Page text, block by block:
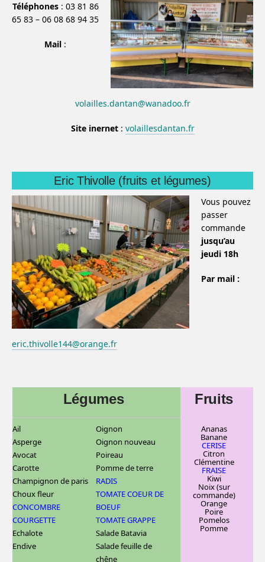
Téléphones: 03 81 86
65 83 – 06 08 68 94 35
Mail :
volailles.dantan@wanadoo.fr
Site inernet: volaillesdantan.fr
Eric Thivolle (fruits et légumes)
Vous pouvez
passer
commande
jusqu’au
jeudi 18h
Par mail :
eric.thivolle144@orange.fr
Légumes Fruits
Ail
Asperge
Avocat
Carotte
Champignon de paris
Choux fleur
CONCOMBRE
COURGETTE
Echalote
Endive
Oignon
Oignon nouveau
Poireau
Pomme de terre
RADIS
TOMATE COEUR DE
BOEUF
TOMATE GRAPPE
Salade Batavia
Salade feuille de
chêne
Ananas
Banane
CERISE
Citron
Clémentine
FRAISE
Kiwi
Noix (sur
commande)
Orange
Poire
Pomelos
Pomme